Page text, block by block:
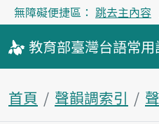
無障礙便捷區： 跳去主內容
教育部臺灣台語常用
首頁 聲韻調索引